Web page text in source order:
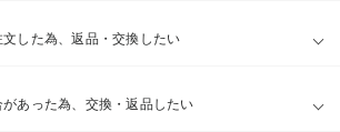
した為、返品・交換したい
あった為、交換・返品したい